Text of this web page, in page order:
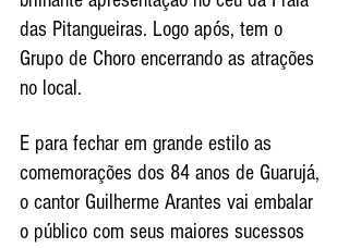
das Pitangueiras. Logo após, tem o
Grupo de Choro encerrando as atrações
no local.
E para fechar em grande estilo as
comemorações dos 84 anos de Guarujá,
o cantor Guilherme Arantes vai embalar
o público com seus maiores sucessos